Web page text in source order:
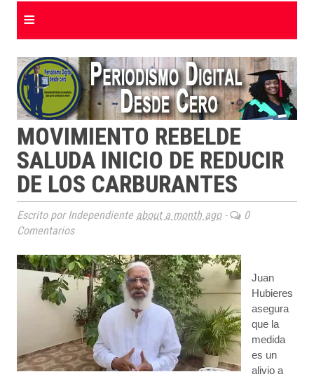
≡
MOVIMIENTO REBELDE
SALUDA INICIO DE REDUCIR
DE LOS CARBURANTES
Escrito por Independiente about a month ago-
0
Comentarios
Juan
Hubieres
asegura
que la
medida
es un
alivio a